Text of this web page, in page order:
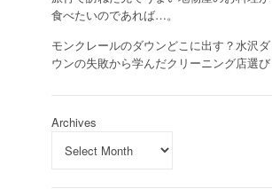
食べたいのであれば…。
モンクレールのダウンどこに出す？水沢ダ
ウンの失敗から学んだクリーニング店選び
Archives